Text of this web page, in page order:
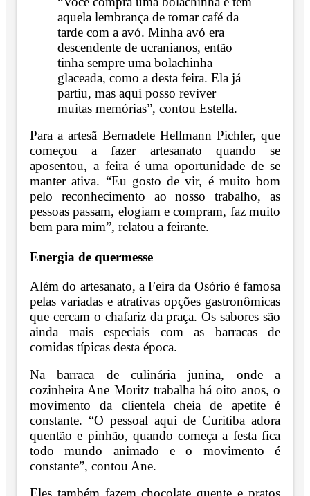
aquela lembrança de tomar café da
tarde com a avó. Minha avó era
descendente de ucranianos, então
tinha sempre uma bolachinha
glaceada, como a desta feira. Ela já
partiu, mas aqui posso reviver
muitas memórias”, contou Estella.
Para a artesã Bernadete Hellmann Pichler, que
começou a fazer artesanato quando se
aposentou, a feira é uma oportunidade de se
manter ativa. “Eu gosto de vir, é muito bom
pelo reconhecimento ao nosso trabalho, as
pessoas passam, elogiam e compram, faz muito
bem para mim”, relatou a feirante.
Energia de quermesse
Além do artesanato, a Feira da Osório é famosa
pelas variadas e atrativas opções gastronômicas
que cercam o chafariz da praça. Os sabores são
ainda mais especiais com as barracas de
comidas típicas desta época.
Na barraca de culinária junina, onde a
cozinheira Ane Moritz trabalha há oito anos, o
movimento da clientela cheia de apetite é
constante. “O pessoal aqui de Curitiba adora
quentão e pinhão, quando começa a festa fica
todo mundo animado e o movimento é
constante”, contou Ane.